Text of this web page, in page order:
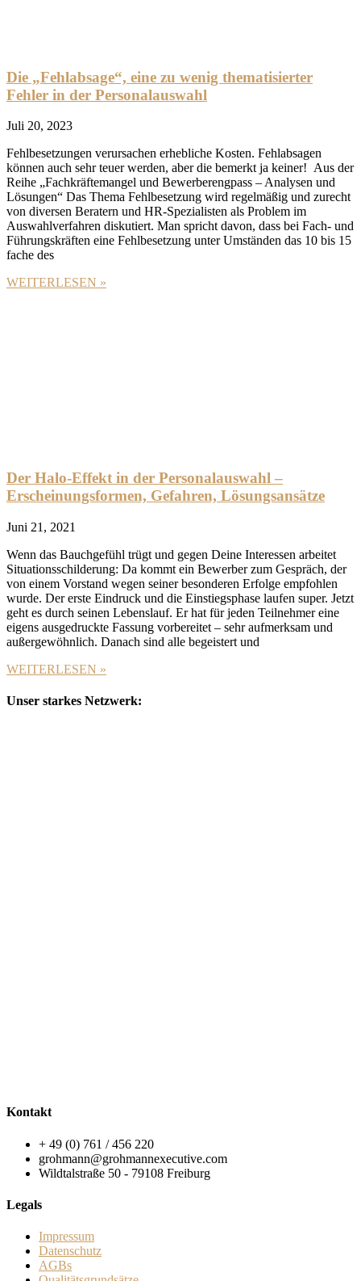
Die „Fehlabsage“, eine zu wenig thematisierter
Fehler in der Personalauswahl
Juli 20, 2023
Fehlbesetzungen verursachen erhebliche Kosten. Fehlabsagen
können auch sehr teuer werden, aber die bemerkt ja keiner! Aus der
Reihe „Fachkräftemangel und Bewerberengpass – Analysen und
Lösungen“ Das Thema Fehlbesetzung wird regelmäßig und zurecht
von diversen Beratern und HR-Spezialisten als Problem im
Auswahlverfahren diskutiert. Man spricht davon, dass bei Fach- und
Führungskräften eine Fehlbesetzung unter Umständen das 10 bis 15
fache des
WEITERLESEN »
Der Halo-Effekt in der Personalauswahl –
Erscheinungsformen, Gefahren, Lösungsansätze
Juni 21, 2021
Wenn das Bauchgefühl trügt und gegen Deine Interessen arbeitet
Situationsschilderung: Da kommt ein Bewerber zum Gespräch, der
von einem Vorstand wegen seiner besonderen Erfolge empfohlen
wurde. Der erste Eindruck und die Einstiegsphase laufen super. Jetzt
geht es durch seinen Lebenslauf. Er hat für jeden Teilnehmer eine
eigens ausgedruckte Fassung vorbereitet – sehr aufmerksam und
außergewöhnlich. Danach sind alle begeistert und
WEITERLESEN »
Unser starkes Netzwerk:
Kontakt
+ 49 (0) 761 / 456 220
grohmann@grohmannexecutive.com
Wildtalstraße 50 - 79108 Freiburg
Legals
Impressum
Datenschutz
AGBs